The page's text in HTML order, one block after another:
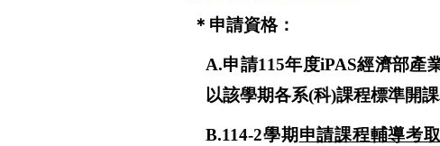
＊ 申請資格：
A.申請115年度iPAS經濟部產
以該學期各系(科)課程標準開
B.114-2學期申請課程輔導考取